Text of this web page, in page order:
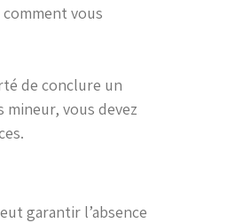
vous
de conclure un
vous devez
garantir l’absence